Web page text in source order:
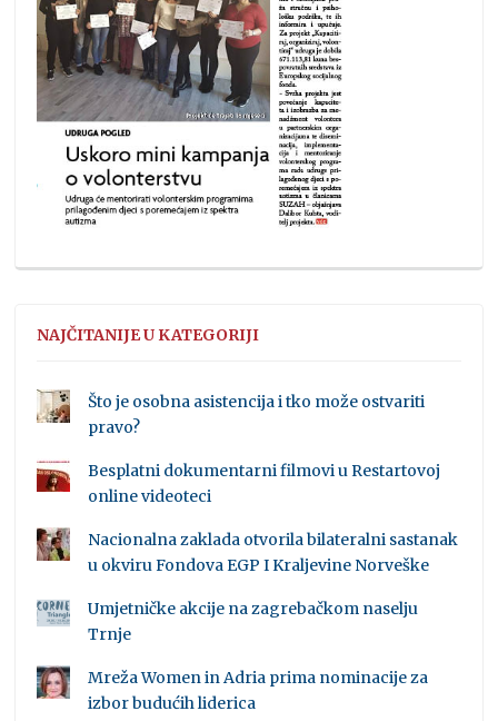
NAJČITANIJE U KATEGORIJI
Što je osobna asistencija i tko može ostvariti
pravo?
Besplatni dokumentarni filmovi u Restartovoj
online videoteci
Nacionalna zaklada otvorila bilateralni sastanak
u okviru Fondova EGP I Kraljevine Norveške
Umjetničke akcije na zagrebačkom naselju
Trnje
Mreža Women in Adria prima nominacije za
izbor budućih liderica